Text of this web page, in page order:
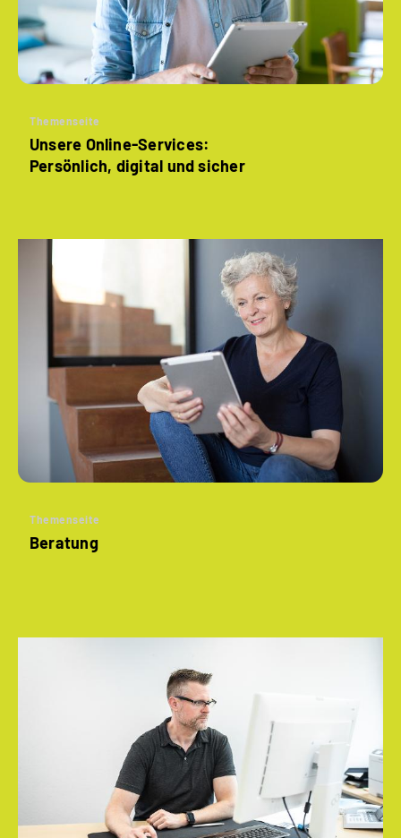
Themenseite
Unsere Online-Services:
Persönlich, digital und sicher
Themenseite
Beratung